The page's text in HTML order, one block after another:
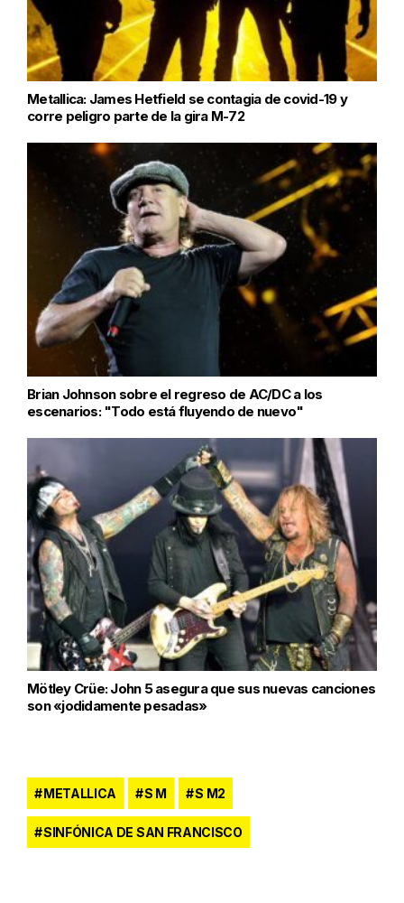
Metallica: James Hetfield se contagia de covid-19 y
corre peligro parte de la gira M-72
Brian Johnson sobre el regreso de AC/DC a los
escenarios: "Todo está fluyendo de nuevo"
Mötley Crüe: John 5 asegura que sus nuevas canciones
son «jodidamente pesadas»
METALLICA S M S M2
SINFÓNICA DE SAN FRANCISCO